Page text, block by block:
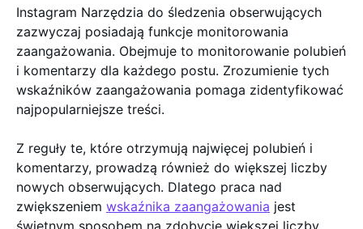
Instagram Narzędzia do śledzenia obserwujących
zazwyczaj posiadają funkcje monitorowania
zaangażowania. Obejmuje to monitorowanie polubień
i komentarzy dla każdego postu. Zrozumienie tych
wskaźników zaangażowania pomaga zidentyfikować
najpopularniejsze treści.
Z reguły te, które otrzymują najwięcej polubień i
komentarzy, prowadzą również do większej liczby
nowych obserwujących. Dlatego praca nad
zwiększeniem wskaźnika zaangażowania jest
świetnym sposobem na zdobycie większej liczby